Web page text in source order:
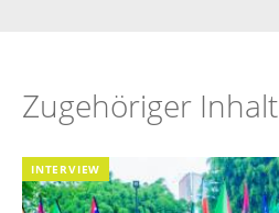
Zugehöriger Inhalt
INTERVIEW